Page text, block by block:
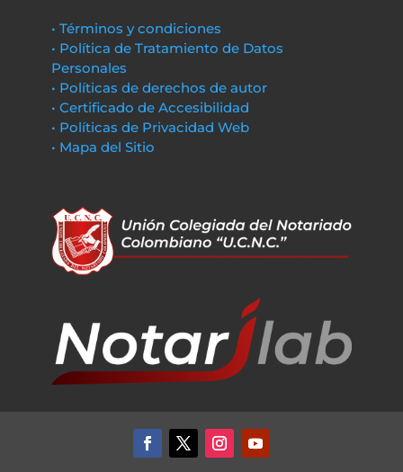
• Términos y condiciones
• Política de Tratamiento de Datos
Personales
• Políticas de derechos de autor
• Certificado de Accesibilidad
• Políticas de Privacidad Web
• Mapa del Sitio